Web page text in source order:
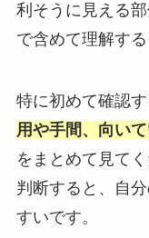
利そうに見える
で含めて理解す
特に初めて確認す
用や手間、向い
をまとめて見て
判断すると、自
すいです。